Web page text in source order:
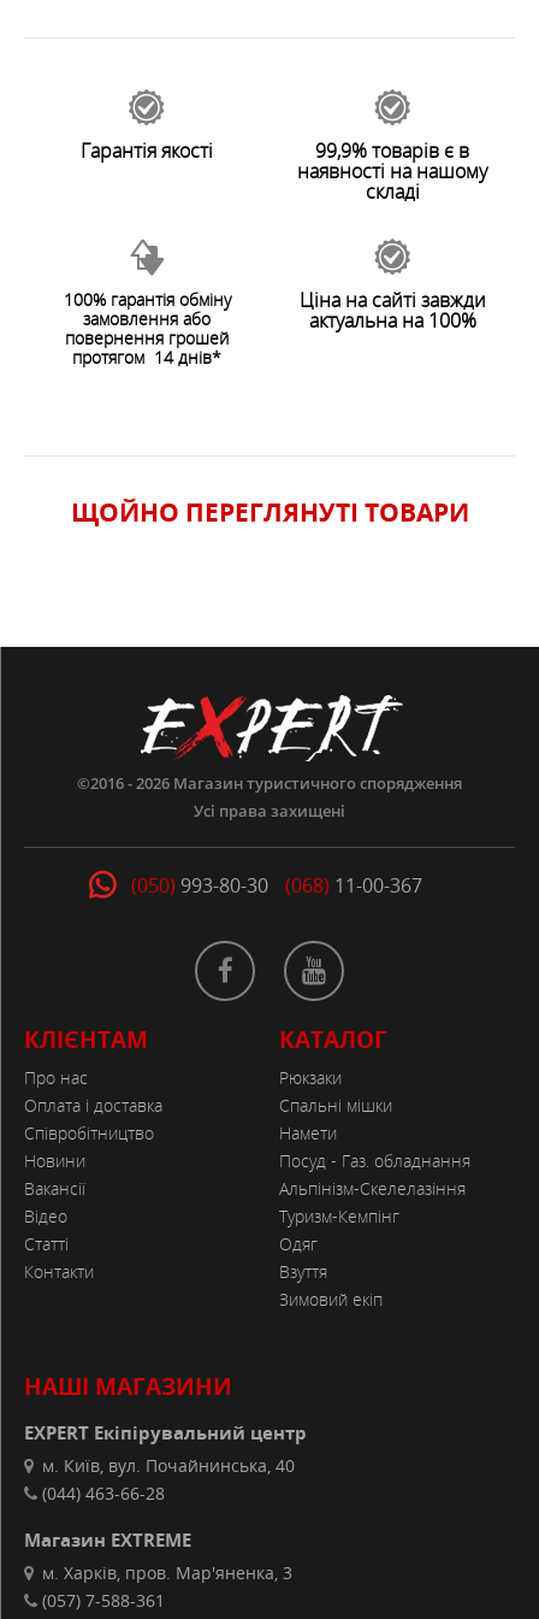
циркуляції повітря.Поліестер виводить вологу,
ОСОБЛИВОСТІ
BLACK
Вид Одежды
Тип Одежды: Мужская
ЗАЛИШИТИ ВІДГУК
Гарантія якості 99,9% товарів є в
наявності на нашому
складі
100% гарантія обміну
замовлення або
повернення грошей
протягом 14 днів*
Ціна на сайті завжди
актуальна на 100%
ЩОЙНО ПЕРЕГЛЯНУТI ТОВАРИ
©2016 - 2026 Магазин туристичного спорядження
Усі права захищені
(050) 993-80-30 (068) 11-00-367
КЛІЄНТАМ
Про нас
Оплата і доставка
Співробітництво
Новини
Вакансії
Відео
Статті
Контакти
КАТАЛОГ
Рюкзаки
Спальні мішки
Намети
Посуд - Газ. обладнання
Альпінізм-Скелелазіння
Туризм-Кемпінг
Одяг
Взуття
Зимовий екіп
НАШІ МАГАЗИНИ
EXPERT Екіпірувальний центр
м. Київ, вул. Почайнинська, 40
(044) 463-66-28
Магазин EXTREME
м. Харків, пров. Мар'яненка, 3
(057) 7-588-361